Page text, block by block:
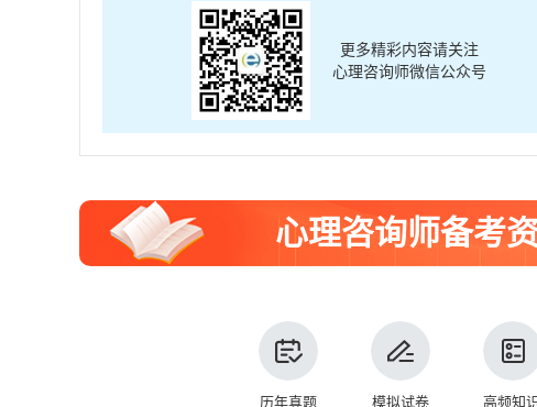
更多精彩内容请关注
心理咨询师微信公众号
心理咨询师备考
历年真题 模拟试卷 高频知